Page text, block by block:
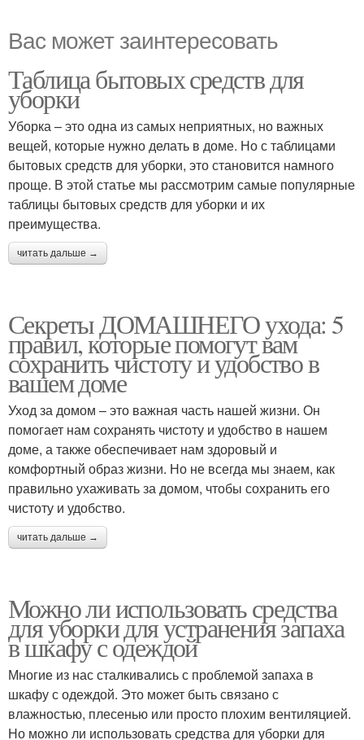
Вас может заинтересовать
Таблица бытовых средств для
уборки
Уборка – это одна из самых неприятных, но важных
вещей, которые нужно делать в доме. Но с таблицами
бытовых средств для уборки, это становится намного
проще. В этой статье мы рассмотрим самые популярные
таблицы бытовых средств для уборки и их
преимущества.
читать дальше →
Секреты ДОМАШНЕГО ухода: 5
правил, которые помогут вам
сохранить чистоту и удобство в
вашем доме
Уход за домом – это важная часть нашей жизни. Он
помогает нам сохранять чистоту и удобство в нашем
доме, а также обеспечивает нам здоровый и
комфортный образ жизни. Но не всегда мы знаем, как
правильно ухаживать за домом, чтобы сохранить его
чистоту и удобство.
читать дальше →
Можно ли использовать средства
для уборки для устранения запаха
в шкафу с одеждой
Многие из нас сталкивались с проблемой запаха в
шкафу с одеждой. Это может быть связано с
влажностью, плесенью или просто плохим вентиляцией.
Но можно ли использовать средства для уборки для